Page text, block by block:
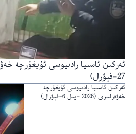
27-فېۋرال)
ئەركىن ئاسىيا رادىيوسى ئۇيغۇرچە
خەۋەرلىرى (2026 -يىل 6-فېۋرال)